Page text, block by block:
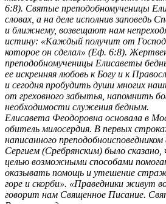
6:8). Святые преподобномученицы
словах, а на деле исполнив заповедь
и ближнему, возвещают нам
истину: «Каждый получит от
которое он сделал» (Еф. 6:8).
преподобномученицы Елисаветы
ее искренняя любовь к Богу и к
и сегодня пробудить души многих
от греховного забытья, напомнить
необходимости служения бедным.
Елисавета Феодоровна основала в
обитель милосердия. В первых
написанного
Сергием (Сребрянским) было
целью возможными способами
оказывать помощь и утешение
горе и скорби». «Праведники живут
говорит нам Священное Писание.